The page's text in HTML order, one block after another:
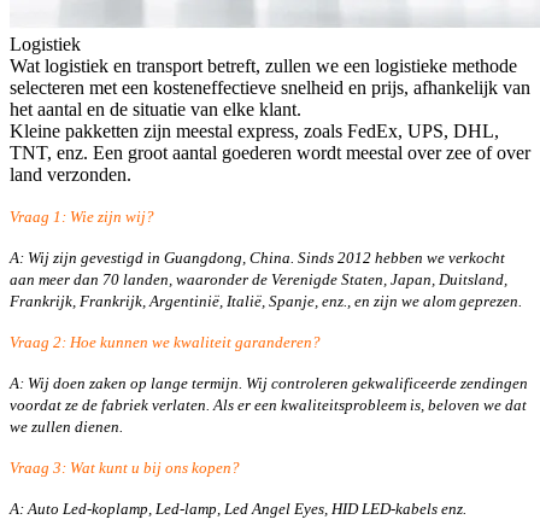
Logistiek
Wat logistiek en transport betreft, zullen we een logistieke methode
selecteren met een kosteneffectieve snelheid en prijs, afhankelijk van
het aantal en de situatie van elke klant.
Kleine pakketten zijn meestal express, zoals FedEx, UPS, DHL,
TNT, enz. Een groot aantal goederen wordt meestal over zee of over
land verzonden.
Vraag 1: Wie zijn wij?
A: Wij zijn gevestigd in Guangdong, China. Sinds 2012 hebben we verkocht
aan meer dan 70 landen, waaronder de Verenigde Staten, Japan, Duitsland,
Frankrijk, Frankrijk, Argentinië, Italië, Spanje, enz., en zijn we alom geprezen.
Vraag 2: Hoe kunnen we kwaliteit garanderen?
A: Wij doen zaken op lange termijn. Wij controleren gekwalificeerde zendingen
voordat ze de fabriek verlaten. Als er een kwaliteitsprobleem is, beloven we dat
we zullen dienen.
Vraag 3: Wat kunt u bij ons kopen?
A: Auto Led-koplamp, Led-lamp, Led Angel Eyes, HID LED-kabels enz.